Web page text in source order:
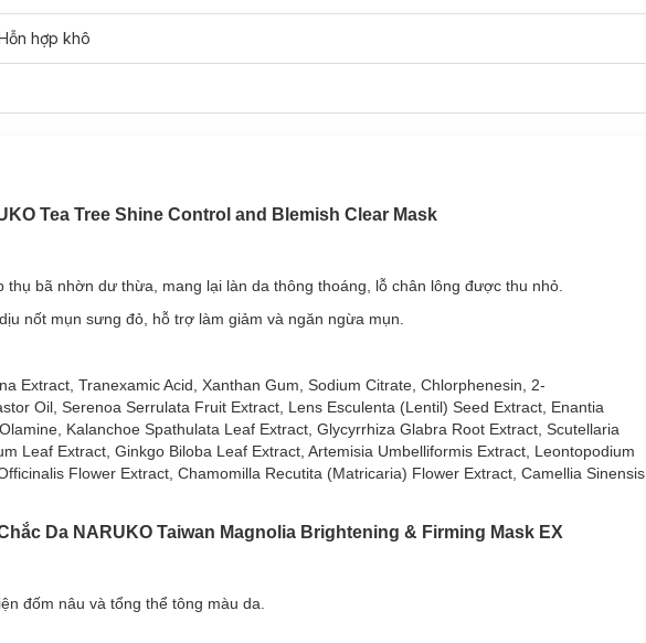
Clear Mask phù hợp với loại da nào?
Control and Blemish Clear Mask:
thụ bã nhờn dư thừa, mang lại làn da thông thoáng, lỗ chân lông được thu nhỏ.
hợp khô
Tea Tree Shine Control and Blemish Clear Mask
bã nhờn dư thừa, mang lại làn da thông thoáng, lỗ chân lông được thu nhỏ.
nốt mụn sưng đỏ, hỗ trợ làm giảm và ngăn ngừa mụn.
Extract, Tranexamic Acid, Xanthan Gum, Sodium Citrate, Chlorphenesin, 2-
Oil, Serenoa Serrulata Fruit Extract, Lens Esculenta (Lentil) Seed Extract, Enantia
Kalanchoe Spathulata Leaf Extract, Glycyrrhiza Glabra Root Extract, Scutellaria
Leaf Extract, Ginkgo Biloba Leaf Extract, Artemisia Umbelliformis Extract, Leontopodium
Flower Extract, Chamomilla Recutita (Matricaria) Flower Extract, Camellia Sinensis
Da NARUKO Taiwan Magnolia Brightening & Firming Mask EX
đốm nâu và tổng thể tông màu da.